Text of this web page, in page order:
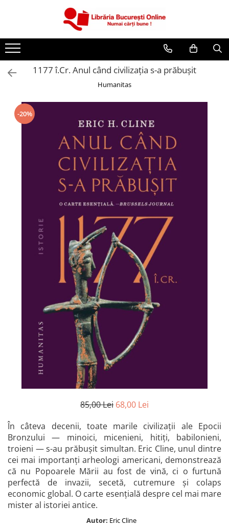
Artă și Enciclopedii
Beletristică
Cărți pentru copii
Cărți pentru tineri
Creșterea copilului
Dezvoltare Personală
Diete și Fitness
Familie și Cuplu
Istorie și Civilizații
Istorie și Conspirații
Manuale și Dicționare
Medicină și Sănătate
Practic. Casă și Grădina
Spiritualitate
Știință și Tehnologie
Științe Politice
Științe Sociale si Umaniste
1177 î.Cr. Anul când civilizaţia s-a prăbuşit
Humanitas
-20%
85,00 Lei 68,00 Lei
În câteva decenii, toate marile civilizații ale Epocii
Bronzului — minoici, micenieni, hitiți, babilonieni,
troieni — s-au prăbușit simultan. Eric Cline, unul dintre
cei mai importanți arheologi americani, demonstrează
că nu Popoarele Mării au fost de vină, ci o furtună
perfectă de invazii, secetă, cutremure și colaps
economic global. O carte esențială despre cel mai mare
mister al istoriei antice.
Autor: Eric Cline